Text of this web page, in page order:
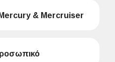
Mercury & Mercruiser